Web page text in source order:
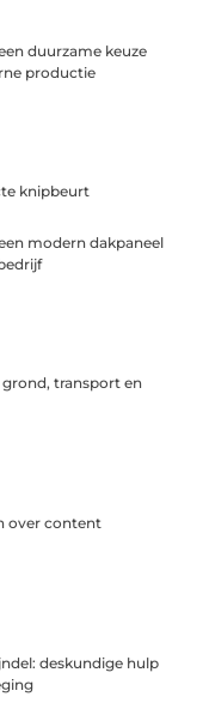
duurzame keuze
productie
knipbeurt
modern dakpaneel
transport en
over content
deskundige hulp